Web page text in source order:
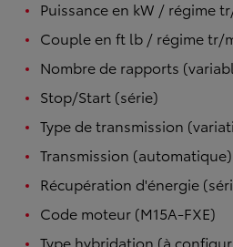
Puissance en kW / régime
Couple en ft lb / régime tr/
Nombre de rapports
Stop/Start (série)
Type de transmission
Transmission (automatique)
Récupération d'énergie
Code moteur (M15A-FXE)
Type hybridation (à